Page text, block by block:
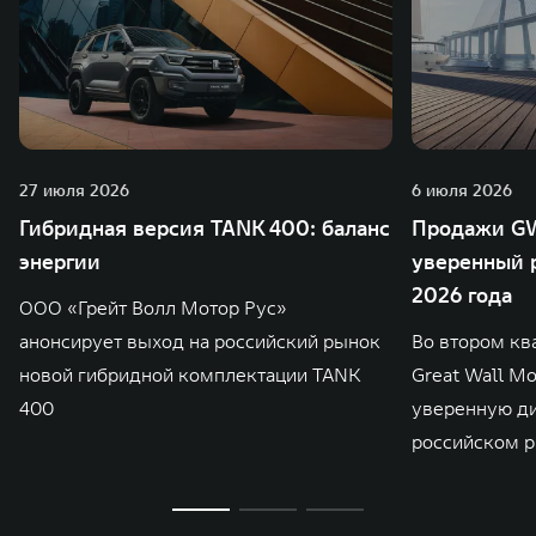
27 июля 2026
Гибридная версия TANK 400: баланс
энергии
ООО «Грейт Волл Мотор Рус»
анонсирует выход на российский рынок
новой гибридной комплектации TANK
400
6 июля 2026
Продажи
уверенный
2026 года
Во втором
Great Wall
уверенную
российском